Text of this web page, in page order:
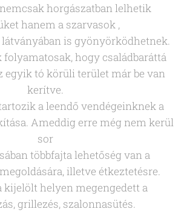
horgászatban lelhetik
hanem a szarvasok ,
látványában is gyönyörködhetnek.
hogy családbaráttá
egyik tó körüli terület már be van
kerítve.
a leendő vendégeinknek a
Ameddig erre még nem kerül
sor
többfajta lehetőség van a
illetve étkeztetésre.
kijelölt helyen megengedett a
grillezés, szalonnasütés.